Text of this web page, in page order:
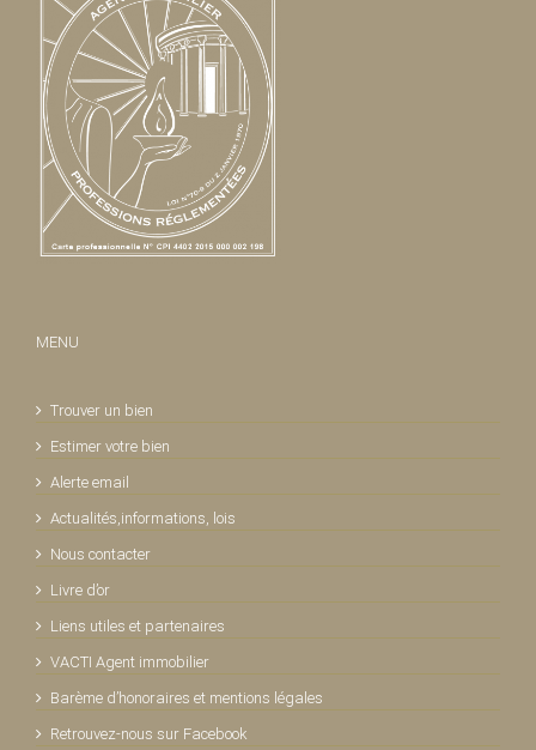
MENU
Trouver un bien
Estimer votre bien
Alerte email
Actualités,informations, lois
Nous contacter
Livre d’or
Liens utiles et partenaires
VACTI Agent immobilier
Barème d’honoraires et mentions légales
Retrouvez-nous sur Facebook